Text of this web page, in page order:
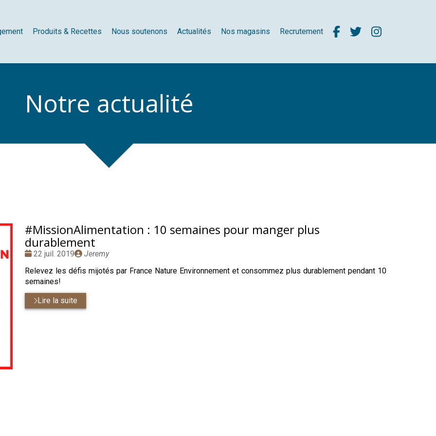
Produits & Recettes Nous soutenons Actualités Nos magasins Recrutement
Notre actualité
#MissionAlimentation : 10 semaines pour manger plus
durablement
Date
22 juil. 2019
Publié
Jeremy
Relevez les défis mijotés par France Nature Environnement et consommez plus durablement pendant 10
semaines!
Lire la suite